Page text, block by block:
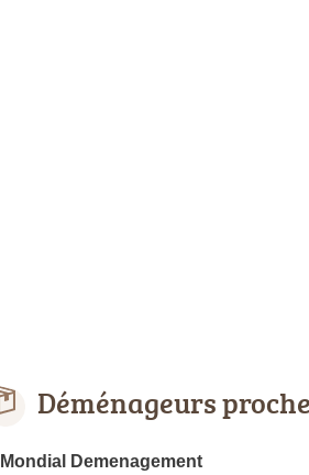
Déménageurs
Mondial Demenagement